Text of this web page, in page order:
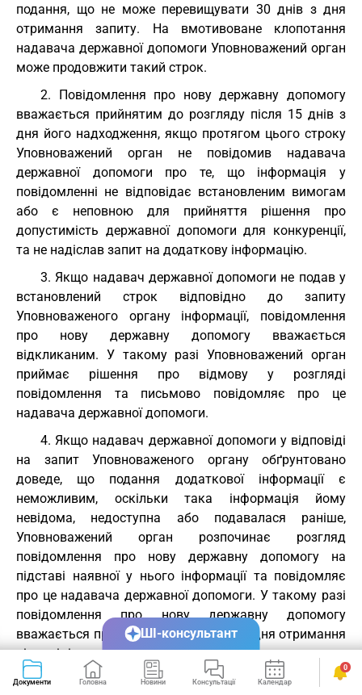
подання, що не може перевищувати 30 днів з дня
отримання запиту. На вмотивоване клопотання
надавача державної допомоги Уповноважений орган
може продовжити такий строк.
2. Повідомлення про нову державну допомогу
вважається прийнятим до розгляду після 15 днів з
дня його надходження, якщо протягом цього строку
Уповноважений орган не повідомив надавача
державної допомоги про те, що інформація у
повідомленні не відповідає встановленим вимогам
або є неповною для прийняття рішення про
допустимість державної допомоги для конкуренції,
та не надіслав запит на додаткову інформацію.
3. Якщо надавач державної допомоги не подав у
встановлений строк відповідно до запиту
Уповноваженого органу інформації, повідомлення
про нову державну допомогу вважається
відкликаним. У такому разі Уповноважений орган
приймає рішення про відмову у розгляді
повідомлення та письмово повідомляє про це
надавача державної допомоги.
4. Якщо надавач державної допомоги у відповіді
на запит Уповноваженого органу обґрунтовано
доведе, що подання додаткової інформації є
неможливим, оскільки така інформація йому
невідома, недоступна або подавалася раніше,
Уповноважений орган розпочинає розгляд
повідомлення про нову державну допомогу на
підставі наявної у нього інформації та повідомляє
про це надавача державної допомоги. У такому разі
повідомлення про нову державну допомогу
вважається прийнятим до розгляду з дня отримання
відповіді на запит Уповноваженого органу.
5. Рішення за результатами розгляду
Документи Головна Новини Консультації Календар Сервіси
0
ШІ-консультант